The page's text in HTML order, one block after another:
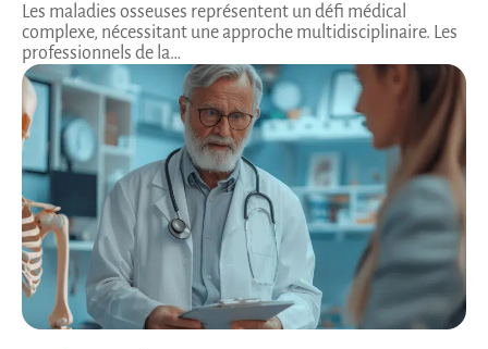
Les maladies osseuses représentent un défi médical
complexe, nécessitant une approche multidisciplinaire. Les
professionnels de la…